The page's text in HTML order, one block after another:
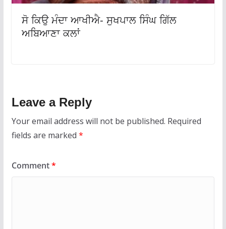
ਸੋ ਕਿਉ ਮੰਦਾ ਆਖੀਐ- ਸੁਖਪਾਲ ਸਿੰਘ ਗਿੱਲ
ਅਬਿਆਣਾ ਕਲਾਂ
Leave a Reply
Your email address will not be published. Required
fields are marked *
Comment*